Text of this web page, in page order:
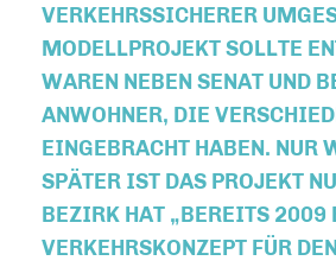
HRSSICHERER
LPROJEKT SOLLTE
NEBEN SENAT UND
NER, DIE VERSCHIEDENE
BRACHT HABEN. NUR
R IST DAS PROJEKT NUN
K HAT „BEREITS 2009 EIN
HRSKONZEPT FÜR DEN